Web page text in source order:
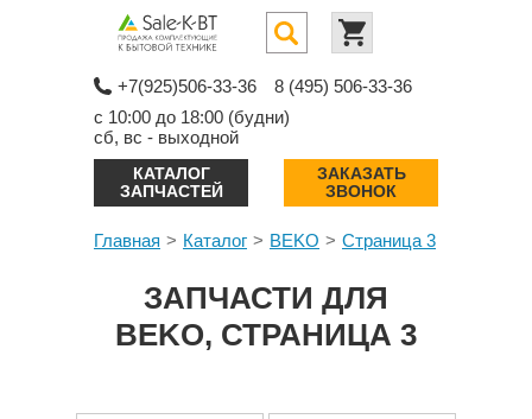
+7(925)506-33-36
8 (495) 506-33-36
с 10:00 до 18:00 (будни)
сб, вс - выходной
КАТАЛОГ
ЗАПЧАСТЕЙ
ЗАКАЗАТЬ
ЗВОНОК
Главная Каталог BEKO Страница 3
ЗАПЧАСТИ ДЛЯ
BEKO, СТРАНИЦА 3